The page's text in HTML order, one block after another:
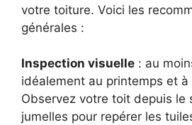
votre toiture. Voici les
générales :
Inspection visuelle : au
idéalement au printemps et à
Observez votre toit depuis le
jumelles pour repérer les